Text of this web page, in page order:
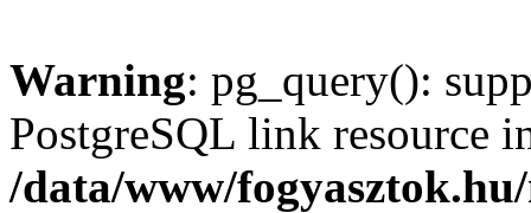
Warning: pg_query():
PostgreSQL link resource
/data/www/